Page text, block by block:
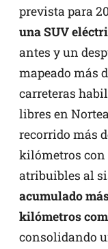
prevista para
una SUV
antes y un
mapeado más
carreteras
libres en
recorrido más
kilómetros con
atribuibles al
acumulado
kilómetros
consolidando